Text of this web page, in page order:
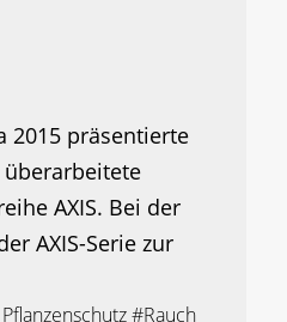
2015 präsentierte
AXIS. Bei der
AXIS-Serie zur
#Rauch